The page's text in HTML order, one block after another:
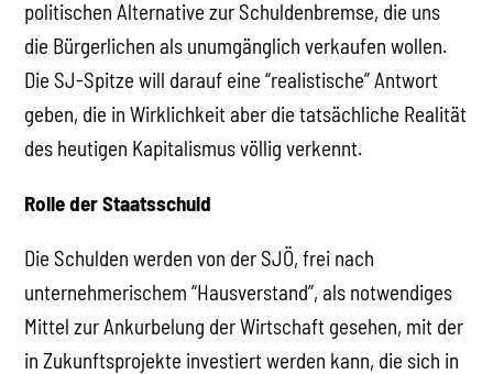
politischen Alternative zur Schuldenbremse, die uns
die Bürgerlichen als unumgänglich verkaufen wollen.
Die SJ-Spitze will darauf eine “realistische” Antwort
geben, die in Wirklichkeit aber die tatsächliche Realität
des heutigen Kapitalismus völlig verkennt.
Rolle der Staatsschuld
Die Schulden werden von der SJÖ, frei nach
unternehmerischem “Hausverstand”, als notwendiges
Mittel zur Ankurbelung der Wirtschaft gesehen, mit der
in Zukunftsprojekte investiert werden kann, die sich in